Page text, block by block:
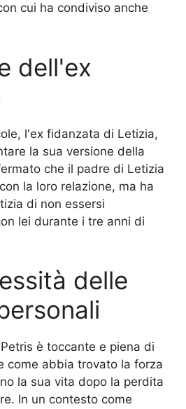
cui ha condiviso anche
dell'ex
l'ex fidanzata di Letizia,
la sua versione della
che il padre di Letizia
la loro relazione, ma ha
di non essersi
lei durante i tre anni di
delle
è toccante e piena di
come abbia trovato la forza
la sua vita dopo la perdita
In un contesto come